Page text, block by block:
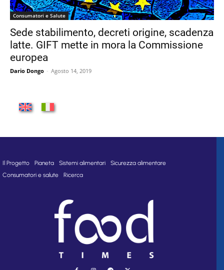
Consumatori e Salute
Sede stabilimento, decreti origine, scadenza
latte. GIFT mette in mora la Commissione
europea
Dario Dongo - Agosto 14, 2019
Il Progetto Pianeta Sistemi alimentari
Sicurezza alimentare
Consumatori e salute
Ricerca